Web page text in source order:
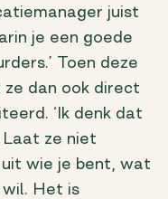
juist
je een goede
Toen deze
dan ook direct
‘Ik denk dat
Laat ze niet
uit wie je bent, wat
wil. Het is